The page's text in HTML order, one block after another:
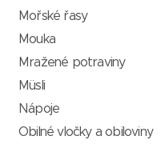
Mořské řasy
Mouka
Mražené potraviny
Müsli
Nápoje
Obilné vločky a obiloviny